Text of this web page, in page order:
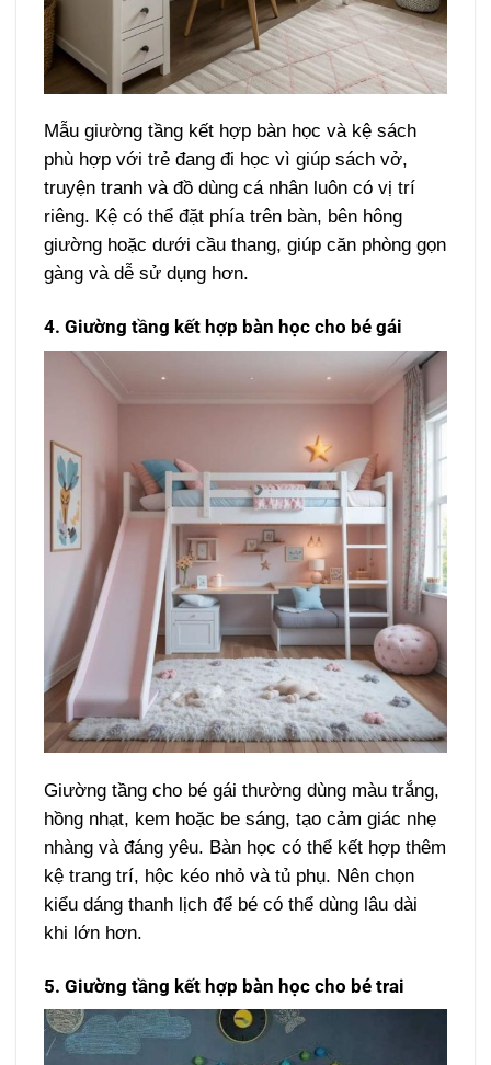
Mẫu giường tầng kết hợp bàn học và kệ sách
phù hợp với trẻ đang đi học vì giúp sách vở,
truyện tranh và đồ dùng cá nhân luôn có vị trí
riêng. Kệ có thể đặt phía trên bàn, bên hông
giường hoặc dưới cầu thang, giúp căn phòng gọn
gàng và dễ sử dụng hơn.
4. Giường tầng kết hợp bàn học cho bé gái
Giường tầng cho bé gái thường dùng màu trắng,
hồng nhạt, kem hoặc be sáng, tạo cảm giác nhẹ
nhàng và đáng yêu. Bàn học có thể kết hợp thêm
kệ trang trí, hộc kéo nhỏ và tủ phụ. Nên chọn
kiểu dáng thanh lịch để bé có thể dùng lâu dài
khi lớn hơn.
5. Giường tầng kết hợp bàn học cho bé trai